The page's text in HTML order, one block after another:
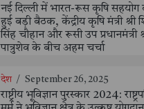
नई दिल्ली में भारत-रूस कृषि
हुई बड़ी बैठक, केंद्रीय कृषि मंत्री श्री
सिंह चौहान और रूसी उप प्रधानमंत्री
पात्रुशेव के बीच अहम चर्चा
देश / September 26, 2025
राष्ट्रीय भूविज्ञान पुरस्कार 2024: